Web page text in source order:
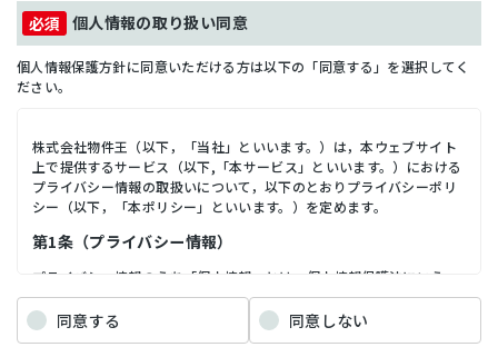
個人情報の取り扱い同意
個人情報保護方針に同意いただける方は以下の「同意する」を選択してく
ださい。
株式会社物件王（以下，「当社」といいます。）は，本ウェブサイト
上で提供するサービス（以下,「本サービス」といいます。）における
プライバシー情報の取扱いについて，以下のとおりプライバシーポリ
シー（以下，「本ポリシー」といいます。）を定めます。
第1条（プライバシー情報）
プライバシー情報のうち「個人情報」とは，個人情報保護法にいう
「個人情報」を指すものとし，生存する個人に関する情報であって，
当該情報に含まれる氏名，生年月日，住所，電話番号，連絡先その他
の記述等により特定の個人を識別できる情報を指します。 プライバシ
同意する 同意しない